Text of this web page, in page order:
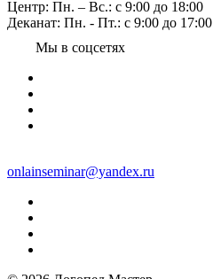
Центр: Пн. – Вс.: с 9:00 до 18:00
Деканат: Пн. - Пт.: с 9:00 до 17:00
Мы в соцсетях
onlainseminar@yandex.ru